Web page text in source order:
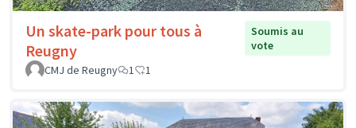
Un skate-park pour tous à
Reugny
Soumis au
vote
CMJ de Reugny
1 1